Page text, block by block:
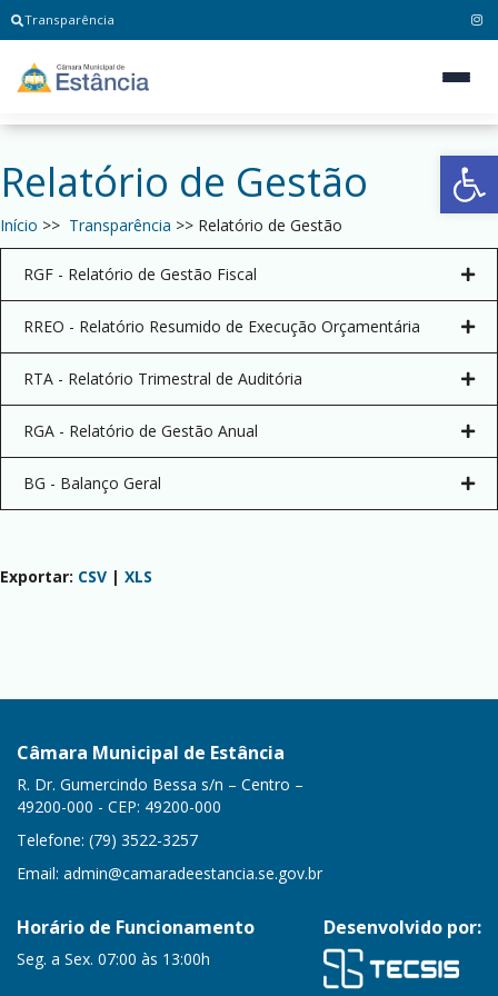
Transparência
Relatório de Gestão
Início >> Transparência >> Relatório de Gestão
RGF - Relatório de Gestão Fiscal
RREO - Relatório Resumido de Execução Orçamentária
RTA - Relatório Trimestral de Auditória
RGA - Relatório de Gestão Anual
BG - Balanço Geral
Exportar: CSV | XLS
Câmara Municipal de Estância
R. Dr. Gumercindo Bessa s/n – Centro –
49200-000 - CEP: 49200-000
Telefone: (79) 3522-3257
Email: admin@camaradeestancia.se.gov.br
Horário de Funcionamento
Seg. a Sex. 07:00 às 13:00h
Desenvolvido por: